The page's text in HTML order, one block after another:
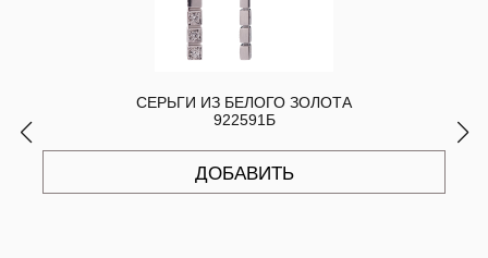
СЕРЬГИ ИЗ БЕЛОГО ЗОЛОТА
922591Б
ДОБАВИТЬ